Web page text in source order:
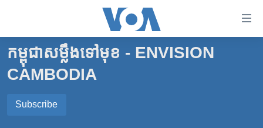
គេហទំព័រ​
ទាក់ទង
រំលង​
កម្ពុជា
អន្តរជាតិ
អាមេរិក
កម្ពុជាសម្លឹងទៅមុខ - ENVISION
CAMBODIA
Subscribe